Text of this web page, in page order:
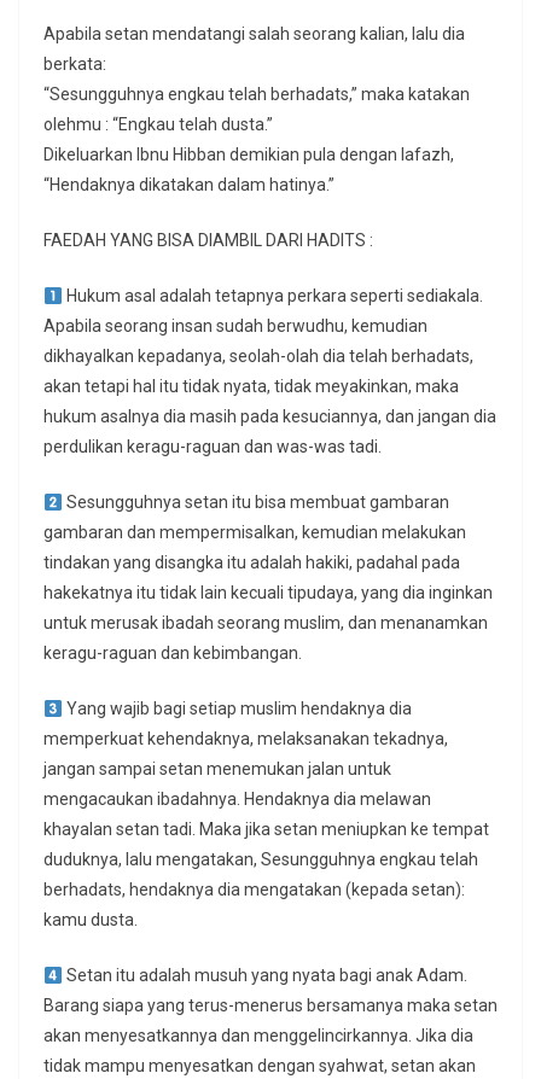
Apabila setan mendatangi salah seorang kalian, lalu dia
berkata:
“Sesungguhnya engkau telah berhadats,” maka katakan
olehmu : “Engkau telah dusta.”
Dikeluarkan Ibnu Hibban demikian pula dengan lafazh,
“Hendaknya dikatakan dalam hatinya.”
FAEDAH YANG BISA DIAMBIL DARI HADITS :
Hukum asal adalah tetapnya perkara seperti sediakala.
Apabila seorang insan sudah berwudhu, kemudian
dikhayalkan kepadanya, seolah-olah dia telah berhadats,
akan tetapi hal itu tidak nyata, tidak meyakinkan, maka
hukum asalnya dia masih pada kesuciannya, dan jangan dia
perdulikan keragu-raguan dan was-was tadi.
Sesungguhnya setan itu bisa membuat gambaran
gambaran dan mempermisalkan, kemudian melakukan
tindakan yang disangka itu adalah hakiki, padahal pada
hakekatnya itu tidak lain kecuali tipudaya, yang dia inginkan
untuk merusak ibadah seorang muslim, dan menanamkan
keragu-raguan dan kebimbangan.
Yang wajib bagi setiap muslim hendaknya dia
memperkuat kehendaknya, melaksanakan tekadnya,
jangan sampai setan menemukan jalan untuk
mengacaukan ibadahnya. Hendaknya dia melawan
khayalan setan tadi. Maka jika setan meniupkan ke tempat
duduknya, lalu mengatakan, Sesungguhnya engkau telah
berhadats, hendaknya dia mengatakan (kepada setan):
kamu dusta.
Setan itu adalah musuh yang nyata bagi anak Adam.
Barang siapa yang terus-menerus bersamanya maka setan
akan menyesatkannya dan menggelincirkannya. Jika dia
tidak mampu menyesatkan dengan syahwat, setan akan